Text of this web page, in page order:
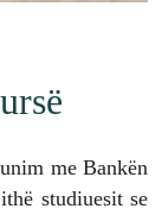
me Bankën
studiuesit se